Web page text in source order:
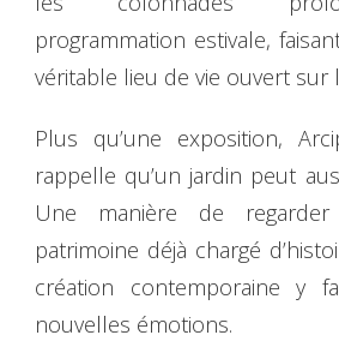
programmation estivale,
véritable lieu de vie ouvert sur
Plus qu’une exposition,
rappelle qu’un jardin peut
Une manière de
patrimoine déjà chargé
création contemporaine y
nouvelles émotions.